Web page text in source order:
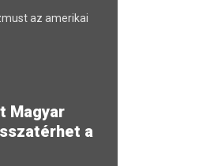
az amerikai
Magyar
a